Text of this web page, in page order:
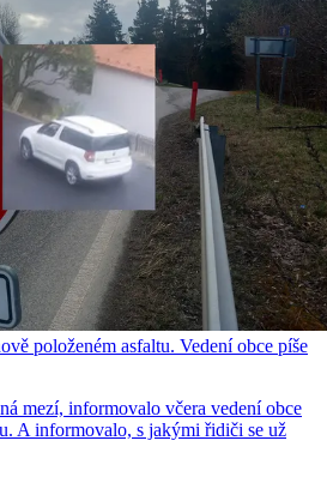
položeném asfaltu. Vedení obce píše
mezí, informovalo včera vedení obce
A informovalo, s jakými řidiči se už